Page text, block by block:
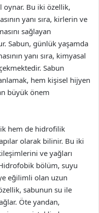
Bu iki özellik,
yanı sıra, kirlerin ve
sağlayan
Sabun, günlük yaşamda
yanı sıra, kimyasal
Sabun
hem kişisel hijyen
büyük önem
hem de hidrofilik
olarak bilinir. Bu iki
ve yağları
bölüm, suyu
eğilimli olan uzun
sabunun su ile
Öte yandan,